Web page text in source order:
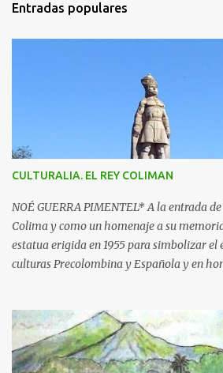
e
n
o
s
Entradas populares
CULTURALIA. EL REY COLIMAN
NOÉ GUERRA PIMENTEL* A la entrada
Colima y como un homenaje a su
estatua erigida en 1955 para simbolizar el
culturas Precolombina y Española y en
de México. El monumento representa a
sobre una base circular de más de 7
labrada en piedra tono gris, descansa